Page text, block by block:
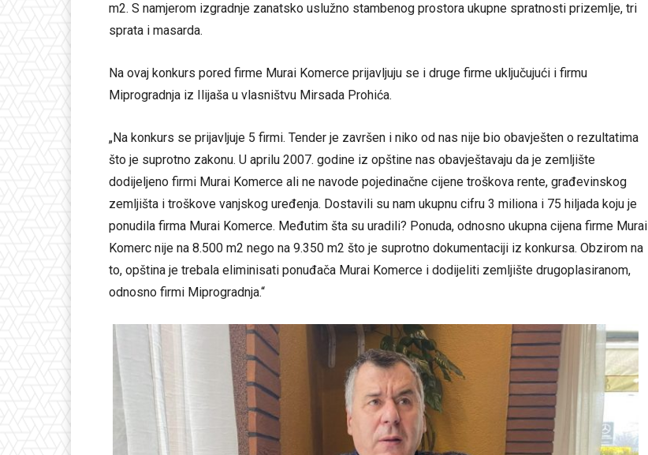
m2. S namjerom izgradnje zanatsko uslužno stambenog prostora ukupne spratnosti prizemlje, tri
sprata i masarda.
Na ovaj konkurs pored firme Murai Komerce prijavljuju se i druge firme uključujući i firmu
Miprogradnja iz Ilijaša u vlasništvu Mirsada Prohića.
„Na konkurs se prijavljuje 5 firmi. Tender je završen i niko od nas nije bio obavješten o rezultatima
što je suprotno zakonu. U aprilu 2007. godine iz opštine nas obavještavaju da je zemljište
dodijeljeno firmi Murai Komerce ali ne navode pojedinačne cijene troškova rente, građevinskog
zemljišta i troškove vanjskog uređenja. Dostavili su nam ukupnu cifru 3 miliona i 75 hiljada koju je
ponudila firma Murai Komerce. Međutim šta su uradili? Ponuda, odnosno ukupna cijena firme Murai
Komerc nije na 8.500 m2 nego na 9.350 m2 što je suprotno dokumentaciji iz konkursa. Obzirom na
to, opština je trebala eliminisati ponuđača Murai Komerce i dodijeliti zemljište drugoplasiranom,
odnosno firmi Miprogradnja.“